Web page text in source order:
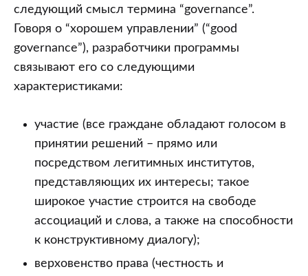
следующий смысл термина “governance”.
Говоря о “хорошем управлении” (“good
governance”), разработчики программы
связывают его со следующими
характеристиками:
участие (все граждане обладают голосом в
принятии решений – прямо или
посредством легитимных институтов,
представляющих их интересы; такое
широкое участие строится на свободе
ассоциаций и слова, а также на способности
к конструктивному диалогу);
верховенство права (честность и